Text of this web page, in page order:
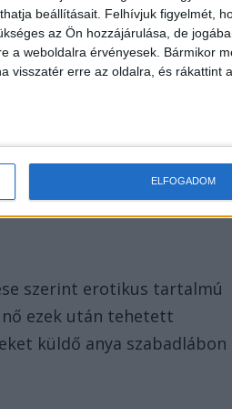
beállításait. Felhívjuk figyelmét,
az Ön hozzájárulása, de
a weboldalra érvényesek. Bármikor
visszatér erre az oldalra, és rákattint
ELFOGADOM
akivel a férfi szintén intim
kérte az anyát, hogy
el neki. A nő eleget
el! A Facebookon már
szerint erotikus tartalmú
ezek után tehetett
küldő anya szabadlábon